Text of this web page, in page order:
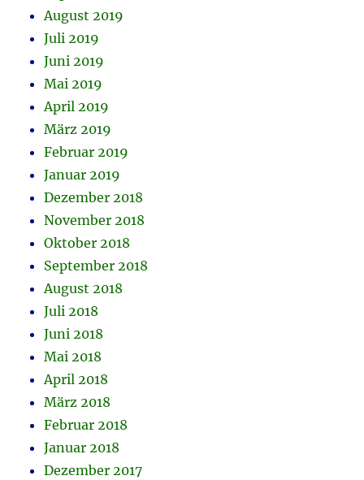
August 2019
Juli 2019
Juni 2019
Mai 2019
April 2019
März 2019
Februar 2019
Januar 2019
Dezember 2018
November 2018
Oktober 2018
September 2018
August 2018
Juli 2018
Juni 2018
Mai 2018
April 2018
März 2018
Februar 2018
Januar 2018
Dezember 2017